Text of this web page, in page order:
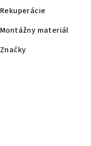
Rekuperácie
Montážny materiál
Značky